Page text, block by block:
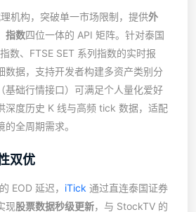
机构，突破单一市场限制，提供外
指数四位一体的 API 矩阵。针对泰国
数、FTSE SET 系列指数的实时报
数据，支持开发者构建多资产类别分
基础行情接口）可满足个人量化爱好
深度历史 K 线与高频 tick 数据，适配
全周期需求。
双优
EOD 延迟， iTick 通过直连泰国证券
现股票数据秒级更新，与 StockTV 的